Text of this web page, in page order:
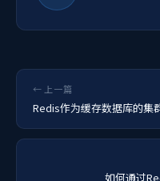
← 上一篇
Redis作为缓存数据库的集
如何通过